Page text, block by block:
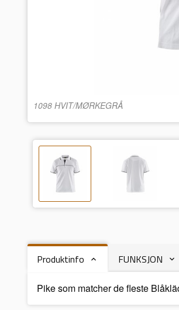
1098 HVIT/MØRKEGRÅ
Produktinfo FUNKSJON
Pike som matcher de fleste